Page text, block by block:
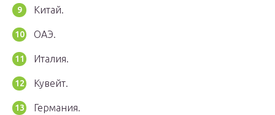
Китай.
ОАЭ.
Италия.
Кувейт.
Германия.